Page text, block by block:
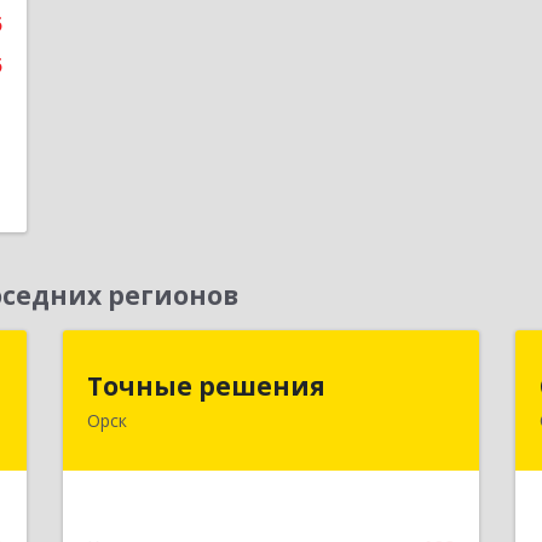
регионов
Точные решения
Орск